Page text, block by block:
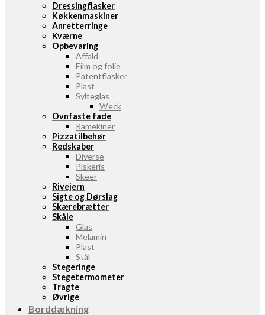
Dressingflasker
Køkkenmaskiner
Anretterringe
Kværne
Opbevaring
Affald
Film og folie
Patentflasker
Plast
Sylteglas
Weck
Ovnfaste fade
Ramekiner
Pizzatilbehør
Redskaber
Diverse
Piskeris
Skeer
Rivejern
Sigte og Dørslag
Skærebrætter
Skåle
Glas
Melamin
Plast
Stål
Stegeringe
Stegetermometer
Tragte
Øvrige
Borddækning